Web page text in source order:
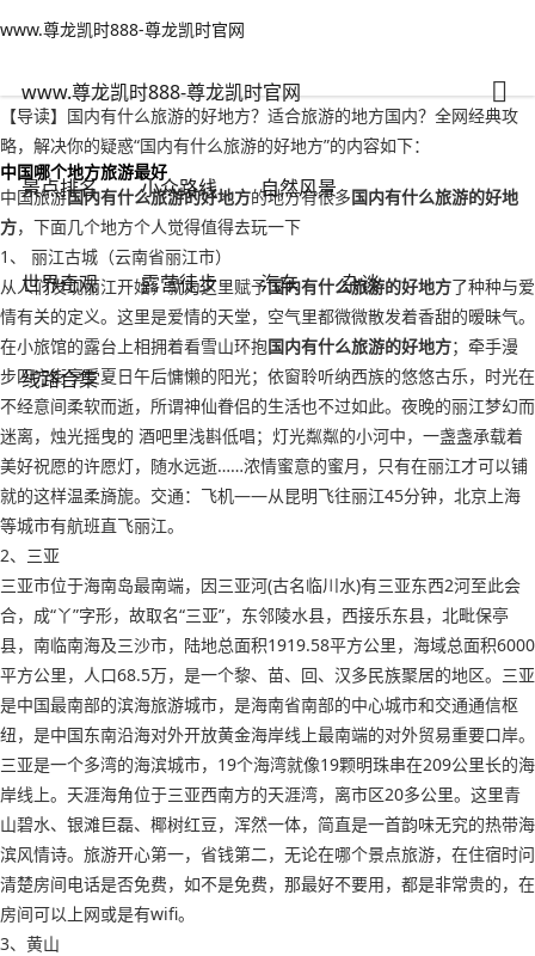
www.尊龙凯时888-尊龙凯时官网
www.尊龙凯时888-尊龙凯时官网
景点排名 小众路线 自然风景
世界奇观 露营徒步 汽车 杂谈
线路合集
www.尊龙凯时888-尊龙凯时官网
国内有什么旅游的好地方？适合旅游的地方国内-www.尊龙凯时888
【导读】国内有什么旅游的好地方？适合旅游的地方国内？全网经典攻
略，解决你的疑惑“国内有什么旅游的好地方”的内容如下：
中国哪个地方旅游最好
中国旅游国内有什么旅游的好地方的地方有很多国内有什么旅游的好地
方，下面几个地方个人觉得值得去玩一下
1、 丽江古城（云南省丽江市）
从人们发现丽江开始，就为这里赋予国内有什么旅游的好地方了种种与爱
情有关的定义。这里是爱情的天堂，空气里都微微散发着香甜的暧昧气。
在小旅馆的露台上相拥着看雪山环抱国内有什么旅游的好地方；牵手漫
步四方街享受夏日午后慵懒的阳光；依窗聆听纳西族的悠悠古乐，时光在
不经意间柔软而逝，所谓神仙眷侣的生活也不过如此。夜晚的丽江梦幻而
迷离，烛光摇曳的 酒吧里浅斟低唱；灯光粼粼的小河中，一盏盏承载着
美好祝愿的许愿灯，随水远逝……浓情蜜意的蜜月，只有在丽江才可以铺
就的这样温柔旖旎。交通：飞机——从昆明飞往丽江45分钟，北京上海
等城市有航班直飞丽江。
2、三亚
三亚市位于海南岛最南端，因三亚河(古名临川水)有三亚东西2河至此会
合，成“丫”字形，故取名“三亚”，东邻陵水县，西接乐东县，北毗保亭
县，南临南海及三沙市，陆地总面积1919.58平方公里，海域总面积6000
平方公里，人口68.5万，是一个黎、苗、回、汉多民族聚居的地区。三亚
是中国最南部的滨海旅游城市，是海南省南部的中心城市和交通通信枢
纽，是中国东南沿海对外开放黄金海岸线上最南端的对外贸易重要口岸。
三亚是一个多湾的海滨城市，19个海湾就像19颗明珠串在209公里长的海
岸线上。天涯海角位于三亚西南方的天涯湾，离市区20多公里。这里青
山碧水、银滩巨磊、椰树红豆，浑然一体，简直是一首韵味无究的热带海
滨风情诗。旅游开心第一，省钱第二，无论在哪个景点旅游，在住宿时问
清楚房间电话是否免费，如不是免费，那最好不要用，都是非常贵的，在
房间可以上网或是有wifi。
3、黄山